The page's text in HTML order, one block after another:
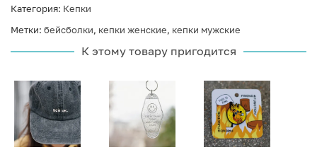
Категория: Кепки
Метки: бейсболки, кепки женские, кепки мужские
К этому товару пригодится